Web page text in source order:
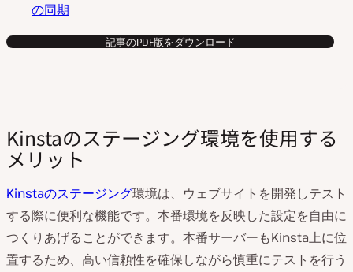
の同期
記事のPDF版をダウンロード
Kinstaのステージング環境を使用する
メリット
Kinstaのステージング環境は、ウェブサイトを開発しテスト
する際に便利な機能です。本番環境を反映した設定を自由に
つくりあげることができます。本番サーバーもKinsta上に位
置するため、高い信頼性を確保しながら慎重にテストを行う